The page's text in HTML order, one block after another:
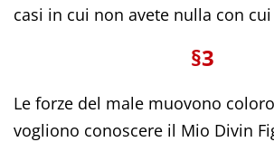
casi in cui non avete nulla con
§3
Le forze del male muovono
vogliono conoscere il Mio Divin